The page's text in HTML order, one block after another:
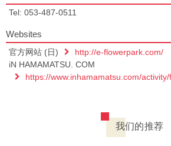
Tel: 053-487-0511
Websites
官方网站 (日)
http://e-flowerpark.com/
iN HAMAMATSU. COM
https://www.inhamamatsu.com/
我们的推荐